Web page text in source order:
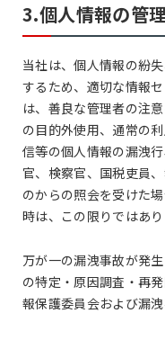
3.個人情報の管
当社は、個人情報の紛
するため、適切な情報
は、善良な管理者の注
の目的外使用、通常の
信等の個人情報の漏洩
官、検察官、国税吏員
のからの照会を受けた
時は、この限りではあり
万が一の漏洩事故が発
の特定・原因調査・再
報保護委員会および漏